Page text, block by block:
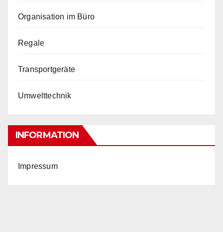
Organisation im Büro
Regale
Transportgeräte
Umwelttechnik
INFORMATION
Impressum